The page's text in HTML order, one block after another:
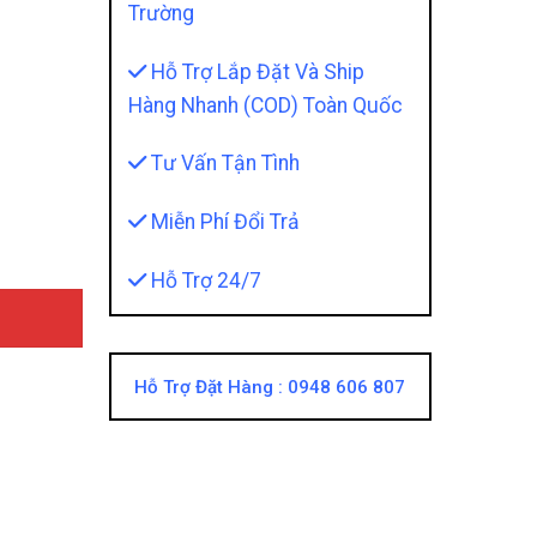
Nội Thất Huyền Ảo quantity
Trường
Hỗ Trợ Lắp Đặt Và Ship
Hàng Nhanh (COD) Toàn Quốc
Tư Vấn Tận Tình
Miễn Phí Đổi Trả
Hỗ Trợ 24/7
Hỗ Trợ Đặt Hàng : 0948 606 807